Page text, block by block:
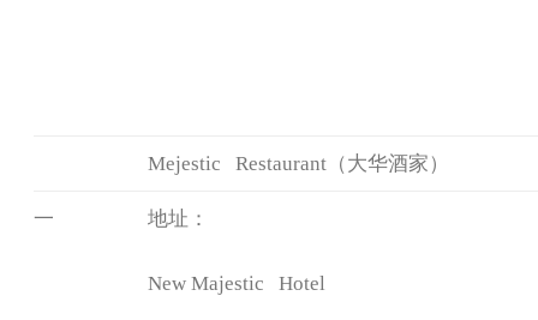
Mejestic Restaurant（大华酒家）
一 地址：
New Majestic Hotel